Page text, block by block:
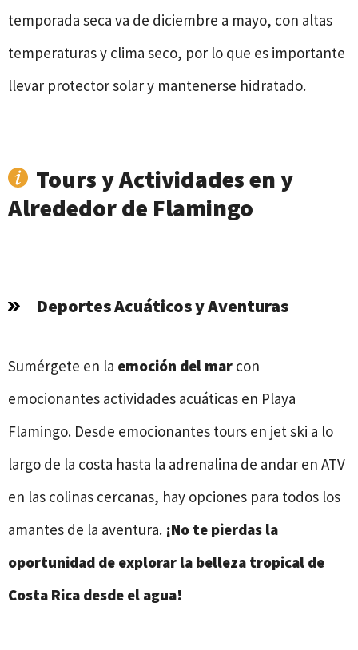
temporada seca va de diciembre a mayo, con altas
temperaturas y clima seco, por lo que es importante
llevar protector solar y mantenerse hidratado.
Tours y Actividades en y
Alrededor de Flamingo
Deportes Acuáticos y Aventuras
Sumérgete en la emoción del mar con
emocionantes actividades acuáticas en Playa
Flamingo. Desde emocionantes tours en jet ski a lo
largo de la costa hasta la adrenalina de andar en ATV
en las colinas cercanas, hay opciones para todos los
amantes de la aventura. ¡No te pierdas la
oportunidad de explorar la belleza tropical de
Costa Rica desde el agua!